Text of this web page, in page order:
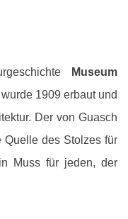
Museum
1909 erbaut und
Der von Guasch
Quelle des Stolzes für
Muss für jeden, der